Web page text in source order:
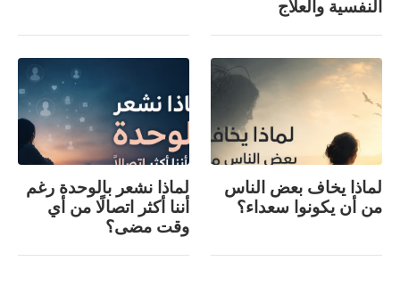
النفسية والعلاج
لماذا يخاف بعض الناس
من أن يكونوا سعداء؟
لماذا نشعر بالوحدة رغم
أننا أكثر اتصالًا من أي
وقت مضى؟